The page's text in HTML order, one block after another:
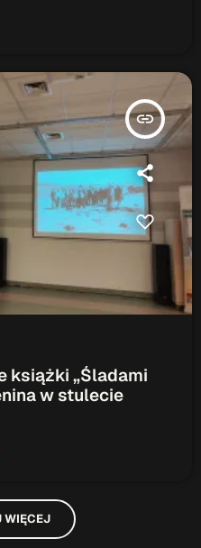
insert_link
książki „Śladami
w stulecie
WIĘCEJ